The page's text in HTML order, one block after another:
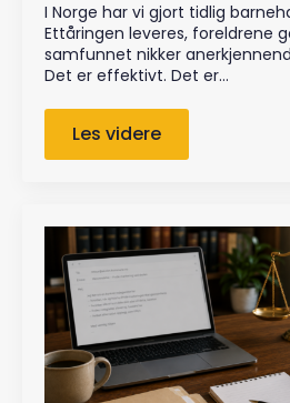
I Norge har vi gjort tidlig
Ettåringen leveres, foreldrene
samfunnet nikker
Det er effektivt. Det er…
Les videre